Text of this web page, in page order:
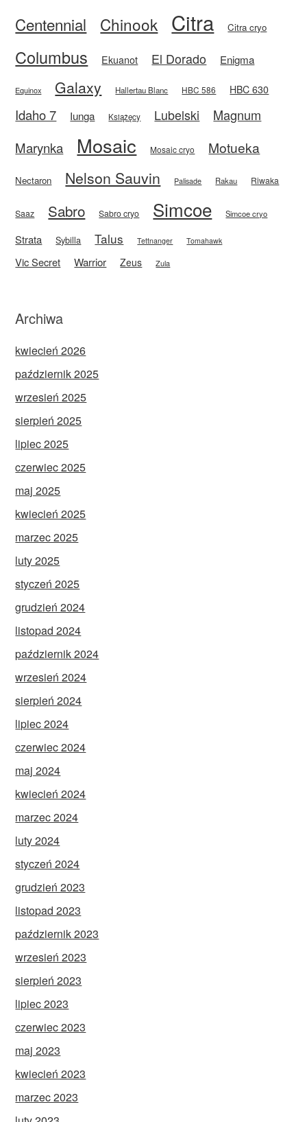
Centennial Chinook Citra Citra cryo
Columbus Ekuanot El Dorado Enigma
Equinox Galaxy Hallertau Blanc HBC 586 HBC 630
Idaho 7 Iunga Książęcy Lubelski
Magnum
Marynka
Mosaic Mosaic cryo Motueka
Nectaron Nelson Sauvin Palisade Rakau Riwaka
Saaz Sabro Sabro cryo Simcoe Simcoe cryo
Strata Sybilla Talus Tettnanger Tomahawk
Vic Secret Warrior Zeus Zula
Archiwa
kwiecień 2026
październik 2025
wrzesień 2025
sierpień 2025
lipiec 2025
czerwiec 2025
maj 2025
kwiecień 2025
marzec 2025
luty 2025
styczeń 2025
grudzień 2024
listopad 2024
październik 2024
wrzesień 2024
sierpień 2024
lipiec 2024
czerwiec 2024
maj 2024
kwiecień 2024
marzec 2024
luty 2024
styczeń 2024
grudzień 2023
listopad 2023
październik 2023
wrzesień 2023
sierpień 2023
lipiec 2023
czerwiec 2023
maj 2023
kwiecień 2023
marzec 2023